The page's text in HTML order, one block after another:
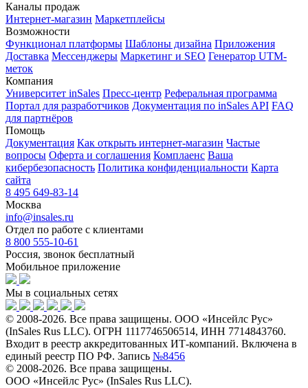
Каналы продаж
Интернет-магазин Маркетплейсы
Возможности
Функционал платформы Шаблоны дизайна Приложения
Доставка Мессенджеры Маркетинг и SEO Генератор UTM-
меток
Компания
Университет inSales Пресс-центр Реферальная программа
Портал для разработчиков Документация по inSales API FAQ
для партнёров
Помощь
Документация Как открыть интернет-магазин Частые
вопросы Оферта и соглашения Комплаенс Ваша
кибербезопасность Политика конфиденциальности Карта
сайта
8 495 649-83-14
Москва
info@insales.ru
Отдел по работе с клиентами
8 800 555-10-61
Россия, звонок бесплатный
Мобильное приложение
Мы в социальных сетях
© 2008-2026. Все права защищены. ООО «Инсейлс Рус»
(InSales Rus LLC). ОГРН 1117746506514, ИНН 7714843760.
Входит в реестр аккредитованных ИТ-компаний. Включена в
единый реестр ПО РФ. Запись №8456
© 2008-2026. Все права защищены.
ООО «Инсейлс Рус» (InSales Rus LLC).